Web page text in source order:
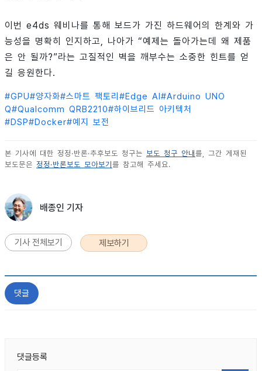
이번 e4ds 웨비나를 통해 보드가 가진 하드웨어의 한계와 가
능성을 명확히 인지하고, 나아가 “예제는 돌아가는데 왜 제품
은 안 될까?”라는 고질적인 벽을 깨부수는 소중한 힌트를 얻
길 응원한다.
#GPU#양자화#스마트 팩토리 #Edge AI#Arduino UNO
Q#Qualcomm QRB2210#하이브리드 아키텍처
#DSP#Docker#예지 보전
본 기사에 대한 정정·반론·추후보도 청구는 보도 청구 안내 를, 그간 게재된
보도문은 정정·반론보도 모아보기 를 참고해 주세요.
배종인 기자
기사 전체보기 제보하기
댓글
댓글등록